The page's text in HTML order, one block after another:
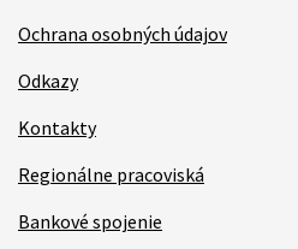
Ochrana osobných údajov
Odkazy
Kontakty
Regionálne pracoviská
Bankové spojenie